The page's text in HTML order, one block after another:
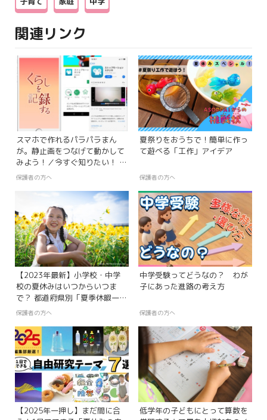
関連リンク
スマホで作れるパラパラまん
が。静止画をつなげて動かして
みよう！／今すぐ知りたい！ 親
子のための、学ぶアプリ探検隊
保護者の方へ
夏祭りをおうちで！簡単に作っ
て遊べる「工作」アイデア
保護者の方へ
【2023年最新】小学校・中学
校の夏休みはいつからいつま
で？ 都道府県別「夏季休暇一
覧」
保護者の方へ
中学受験ってどうなの？ わが
子にあった進路の考え方
保護者の方へ
【2025年一押し】まだ間に合
低学年の子どもにとって算数を